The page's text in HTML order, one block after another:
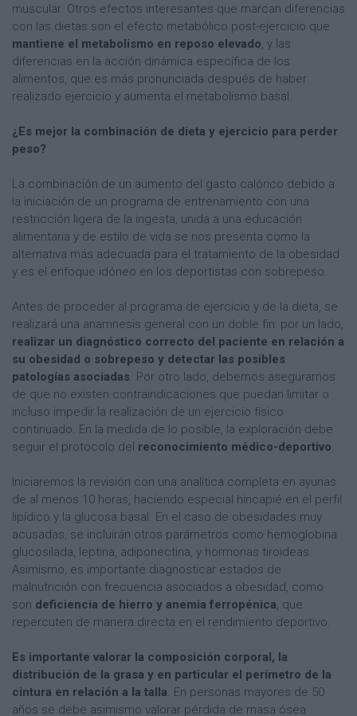
muscular. Otros efectos interesantes que marcan diferencias
con las dietas son el efecto metabólico post-ejercicio que
mantiene el metabolismo en reposo elevado, y las
diferencias en la acción dinámica específica de los
alimentos, que es más pronunciada después de haber
realizado ejercicio y aumenta el metabolismo basal.
¿Es mejor la combinación de dieta y ejercicio para perder
peso?
La combinación de un aumento del gasto calórico debido a
la iniciación de un programa de entrenamiento con una
restricción ligera de la ingesta, unida a una educación
alimentaria y de estilo de vida se nos presenta como la
alternativa más adecuada para el tratamiento de la obesidad
y es el enfoque idóneo en los deportistas con sobrepeso.
Antes de proceder al programa de ejercicio y de la dieta, se
realizará una anamnesis general con un doble fin: por un lado,
realizar un diagnóstico correcto del paciente en relación a
su obesidad o sobrepeso y detectar las posibles
patologías asociadas. Por otro lado, debemos asegurarnos
de que no existen contraindicaciones que puedan limitar o
incluso impedir la realización de un ejercicio físico
continuado. En la medida de lo posible, la exploración debe
seguir el protocolo del reconocimiento médico-deportivo.
Iniciaremos la revisión con una analítica completa en ayunas
de al menos 10 horas, haciendo especial hincapié en el perfil
lipídico y la glucosa basal. En el caso de obesidades muy
acusadas, se incluirán otros parámetros como hemoglobina
glucosilada, leptina, adiponectina, y hormonas tiroideas.
Asimismo, es importante diagnosticar estados de
malnutrición con frecuencia asociados a obesidad, como
son deficiencia de hierro y anemia ferropénica, que
repercuten de manera directa en el rendimiento deportivo.
Es importante valorar la composición corporal, la
distribución de la grasa y en particular el perímetro de la
cintura en relación a la talla. En personas mayores de 50
años se debe asimismo valorar pérdida de masa ósea